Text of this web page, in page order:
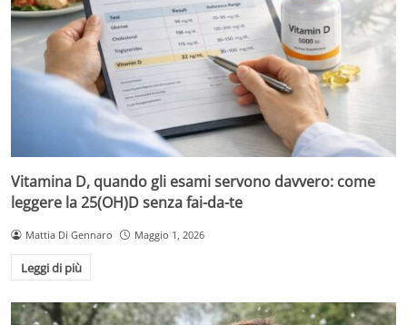
Vitamina D, quando gli esami servono davvero: come
leggere la 25(OH)D senza fai-da-te
Mattia Di Gennaro Maggio 1, 2026
Leggi di più